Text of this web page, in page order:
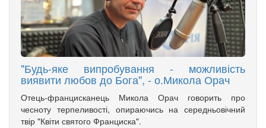
"Будь-яке випробування - можливість
виявити любов до Бога", - о.Микола Орач
Отець-францисканець Микола Орач говорить про
чесноту терпеливості, опираючись на середньовічний
твір "Квіти святого Франциска".